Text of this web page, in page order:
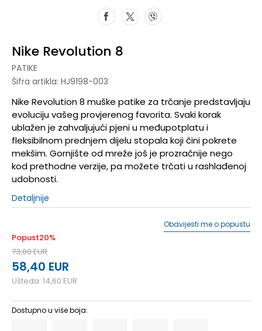
Nike Revolution 8
PATIKE
Šifra artikla: HJ9198-003
Nike Revolution 8 muške patike za trčanje predstavljaju
evoluciju vašeg provjerenog favorita. Svaki korak
ublažen je zahvaljujući pjeni u međupotplatu i
fleksibilnom prednjem dijelu stopala koji čini pokrete
mekšim. Gornjište od mreže još je prozračnije nego
kod prethodne verzije, pa možete trčati u rashlađenoj
udobnosti.
Detaljnije
Popust20%
73,00EUR
58,40 EUR
Ušteda: 14,60 EUR
Obavijesti me o popustu
Dostupno u više boja: